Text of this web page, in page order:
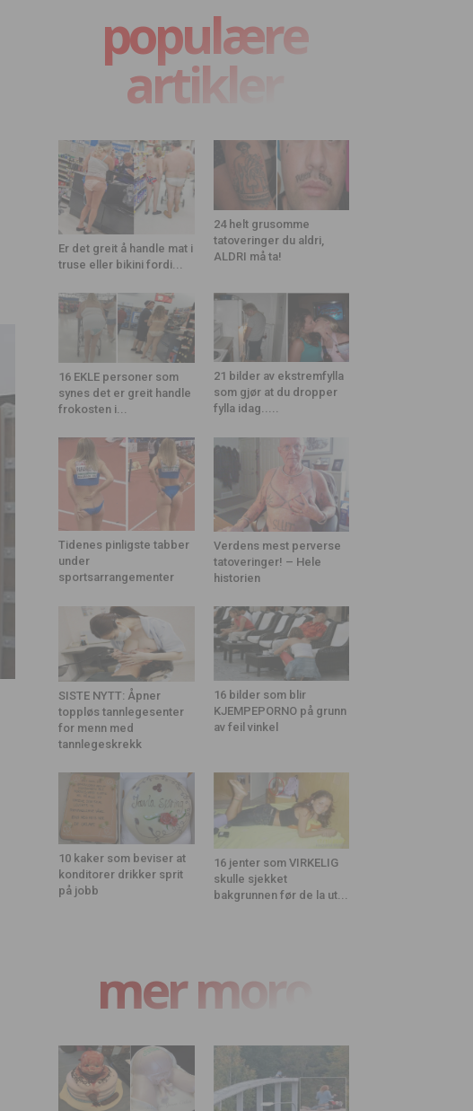
populære
artikler
Er det greit å handle mat i
truse eller bikini fordi...
24 helt grusomme
tatoveringer du aldri,
ALDRI må ta!
16 EKLE personer som
synes det er greit handle
frokosten i...
21 bilder av ekstremfylla
som gjør at du dropper
fylla idag.....
Tidenes pinligste tabber
under
sportsarrangementer
Verdens mest perverse
tatoveringer! – Hele
historien
SISTE NYTT: Åpner
toppløs tannlegesenter
for menn med
tannlegeskrekk
16 bilder som blir
KJEMPEPORNO på grunn
av feil vinkel
10 kaker som beviser at
konditorer drikker sprit
på jobb
16 jenter som VIRKELIG
skulle sjekket
bakgrunnen før de la ut...
mer moro